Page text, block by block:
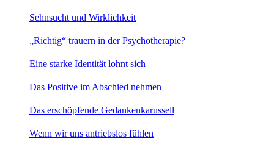
Sehnsucht und Wirklichkeit
„Richtig“ trauern in der Psychotherapie?
Eine starke Identität lohnt sich
Das Positive im Abschied nehmen
Das erschöpfende Gedankenkarussell
Wenn wir uns antriebslos fühlen